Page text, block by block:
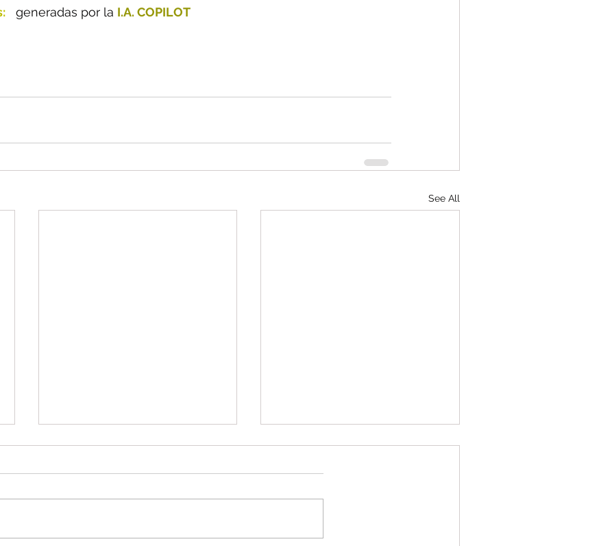
  generadas por la
I.A. COPILOT
See All